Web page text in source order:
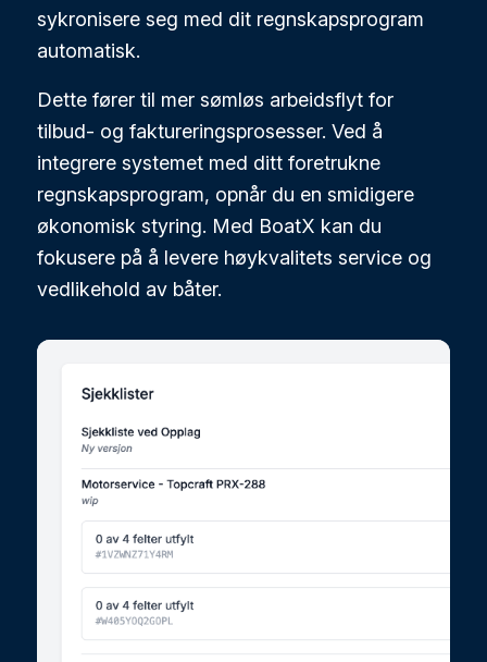
sykronisere seg med dit regnskapsprogram
automatisk.
Dette fører til mer sømløs arbeidsflyt for
tilbud- og faktureringsprosesser. Ved å
integrere systemet med ditt foretrukne
regnskapsprogram, opnår du en smidigere
økonomisk styring. Med BoatX kan du
fokusere på å levere høykvalitets service og
vedlikehold av båter.